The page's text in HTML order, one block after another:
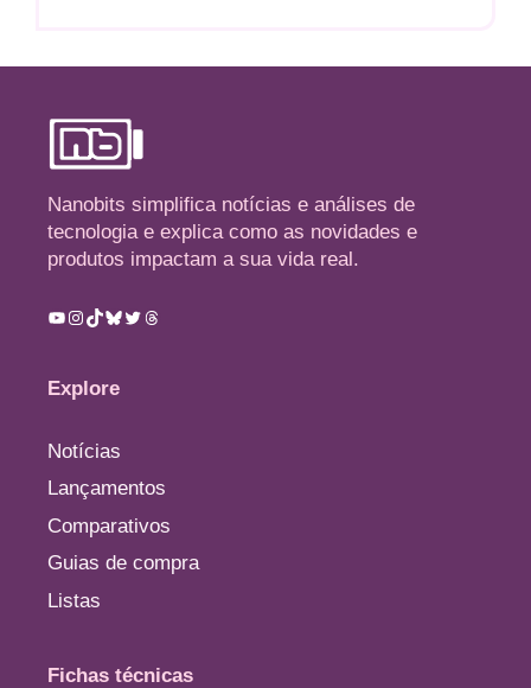
Nanobits simplifica notícias e análises de
tecnologia e explica como as novidades e
produtos impactam a sua vida real.
Youtube
Instagram
TikTok
Bluesky
TwitterThreads
Explore
Notícias
Lançamentos
Comparativos
Guias de compra
Listas
Fichas técnicas